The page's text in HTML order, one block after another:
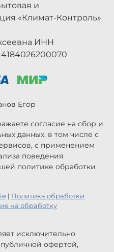
и
«Климат-Контроль»
ИНН
Егор
согласие на сбор и
данных, в том числе с
с применением
поведения
политике обработки
| Политика обработки
на обработку
исключительно
офертой,